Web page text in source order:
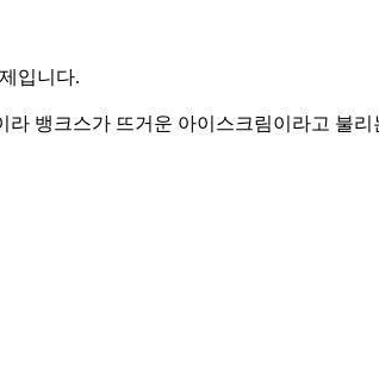
입니다.
뱅크스가 뜨거운 아이스크림이라고 불